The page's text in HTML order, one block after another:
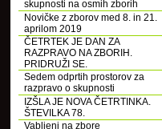
skupnosti na osmih zborih
Novičke z zborov med 8. in 21.
aprilom 2019
ČETRTEK JE DAN ZA
RAZPRAVO NA ZBORIH.
PRIDRUŽI SE.
Sedem odprtih prostorov za
razpravo o skupnosti
IZŠLA JE NOVA ČETRTINKA.
ŠTEVILKA 78.
Vabljeni na zbore